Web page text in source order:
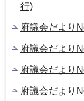
行)
府議会だより
府議会だより
府議会だより
府議会だより